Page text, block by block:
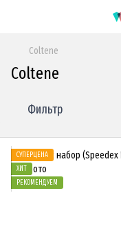
Coltene
Coltene
Фильтр
СУПЕРЦЕНА
ХИТ
РЕКОМЕНДУЕМ